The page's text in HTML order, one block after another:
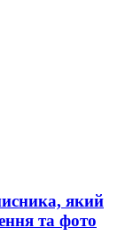
який
та фото